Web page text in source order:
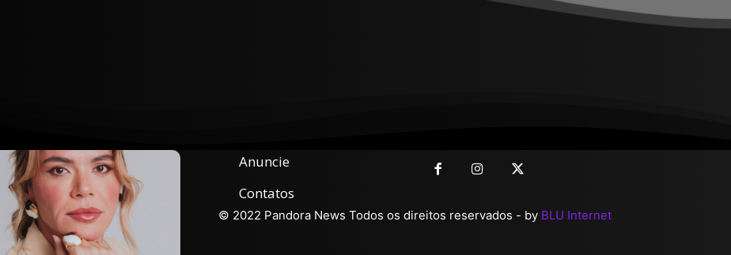
Anuncie
Contatos
© 2022 Pandora News Todos os direitos reservados - by BLU Internet